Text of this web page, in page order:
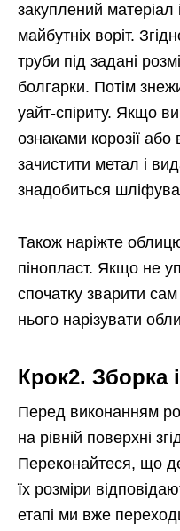
закуплений матеріал
майбутніх воріт.
труби під задані
болгарки. Потім
уайт-спіриту. Якщо
ознаками корозії
зачистити метал і
знадобиться
Також наріжте
пінопласт. Якщо не
спочатку зварити
нього нарізувати
Крок2. Зборка
Перед виконанням
на рівній поверхні
Переконайтеся, що
їх розміри
етапі ми вже